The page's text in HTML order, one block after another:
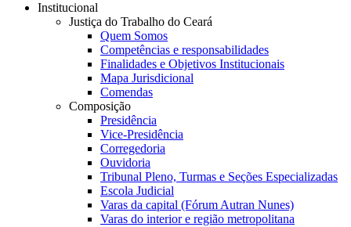
Institucional
Justiça do Trabalho do Ceará
Quem Somos
Competências e responsabilidades
Finalidades e Objetivos Institucionais
Mapa Jurisdicional
Comendas
Composição
Presidência
Vice-Presidência
Corregedoria
Ouvidoria
Tribunal Pleno, Turmas e Seções Especializadas
Escola Judicial
Varas da capital (Fórum Autran Nunes)
Varas do interior e região metropolitana